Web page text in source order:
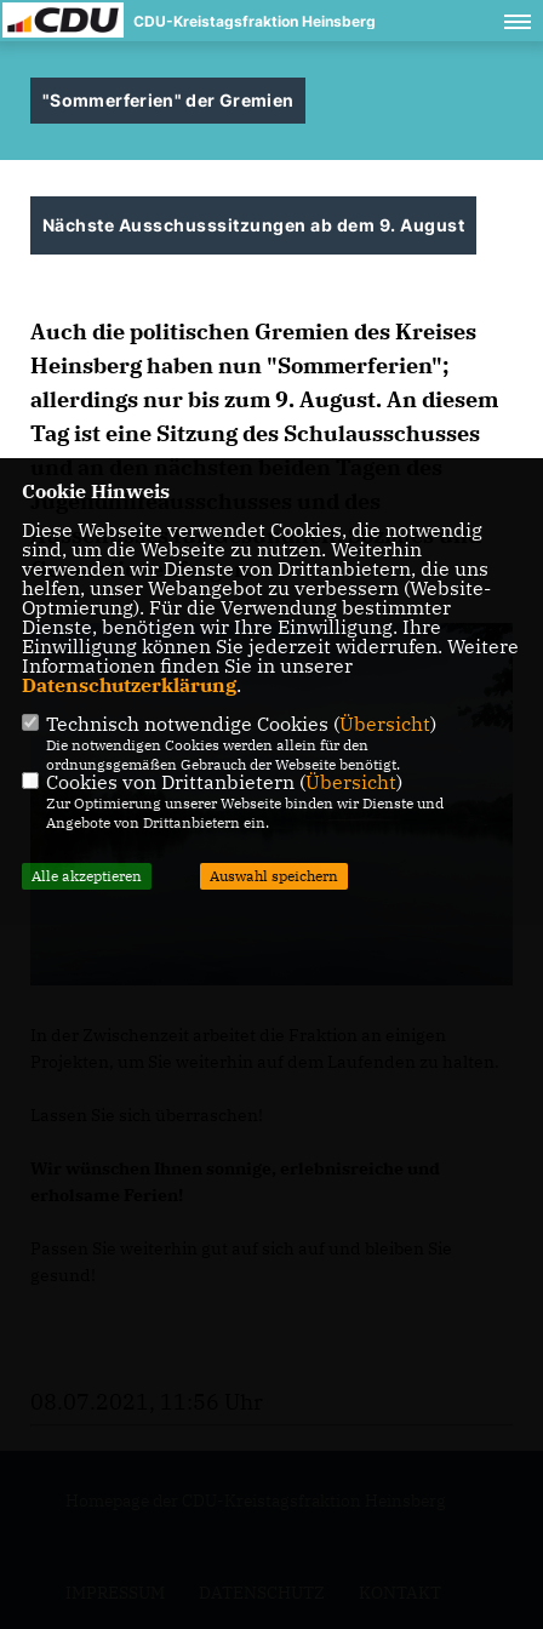
CDU-Kreistagsfraktion Heinsberg
"Sommerferien" der Gremien
Nächste Ausschusssitzungen ab dem 9. August
Auch die politischen Gremien des Kreises
Heinsberg haben nun "Sommerferien";
allerdings nur bis zum 9. August. An diesem
Tag ist eine Sitzung des Schulausschusses
und an den nächsten beiden Tagen des
Jugendhilfeausschusses und des
Ausschusses für Gesundheit, Soziales und
Generationenfragen.
Cookie Hinweis
Diese Webseite verwendet Cookies, die notwendig
sind, um die Webseite zu nutzen. Weiterhin
verwenden wir Dienste von Drittanbietern, die uns
helfen, unser Webangebot zu verbessern (Website-
Optmierung). Für die Verwendung bestimmter
Dienste, benötigen wir Ihre Einwilligung. Ihre
Einwilligung können Sie jederzeit widerrufen. Weitere
Informationen finden Sie in unserer
Datenschutzerklärung.
Technisch notwendige Cookies (Übersicht)
Die notwendigen Cookies werden allein für den
ordnungsgemäßen Gebrauch der Webseite benötigt.
Cookies von Drittanbietern (Übersicht)
Zur Optimierung unserer Webseite binden wir Dienste und
Angebote von Drittanbietern ein.
Alle akzeptieren Auswahl speichern